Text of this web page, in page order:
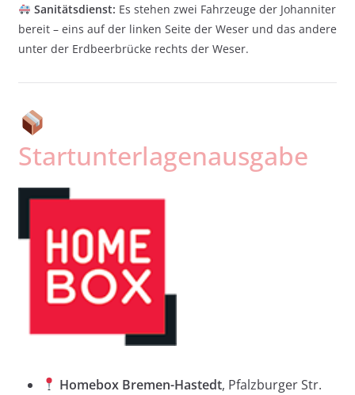
Sanitätsdienst: Es stehen zwei Fahrzeuge der Johanniter
bereit – eins auf der linken Seite der Weser und das andere
unter der Erdbeerbrücke rechts der Weser.
Startunterlagenausgabe
Homebox Bremen-Hastedt, Pfalzburger Str.